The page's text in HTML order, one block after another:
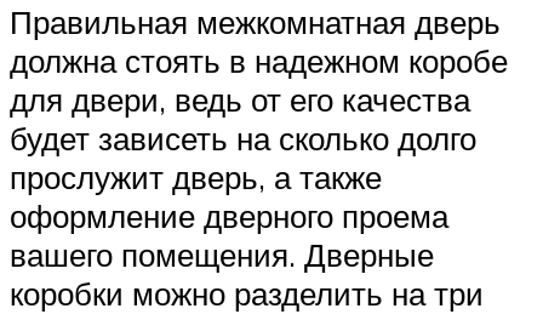
Правильная межкомнатная дверь
должна стоять в надежном коробе
для двери, ведь от его качества
будет зависеть на сколько долго
прослужит дверь, а также
оформление дверного проема
вашего помещения. Дверные
коробки можно разделить на три